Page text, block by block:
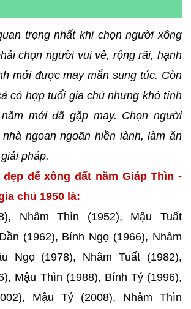
trọng nhất khi chọn người xông
chọn người vui vẻ, rộng rãi, hạnh
mới được may mắn sung túc. Còn
có hợp tuổi gia chủ nhưng khó tính
mới đã gặp may. Chọn người
ngoan ngoãn hiền lành, làm ăn
pháp.
để xông đất năm Giáp Thìn -
chủ 1950 là:
Nhâm Thìn (1952), Mậu Tuất
(1962), Bính Ngọ (1966), Nhâm
Ngọ (1978), Nhâm Tuất (1982),
Mậu Thìn (1988), Bính Tý (1996),
Mậu Tý (2008), Nhâm Thìn